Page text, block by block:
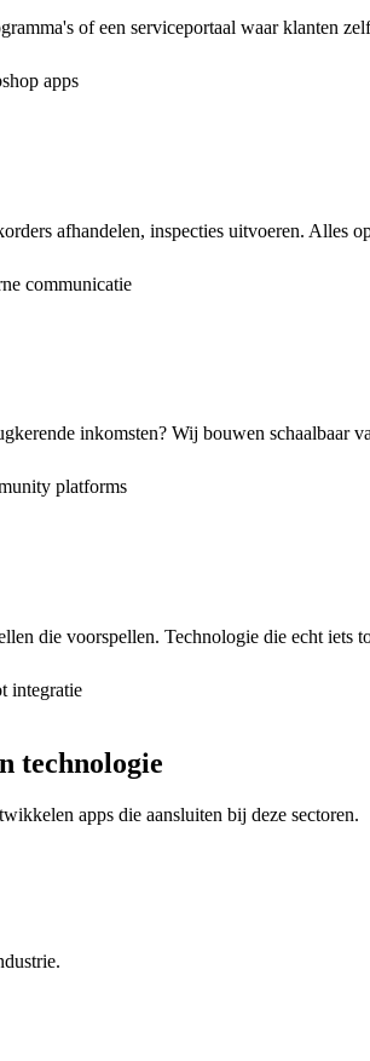
of een serviceportaal waar klanten
apps
afhandelen, inspecties uitvoeren. Alles
communicatie
inkomsten? Wij bouwen schaalbaar
platforms
die voorspellen. Technologie die echt iets
integratie
technologie
apps die aansluiten bij deze sectoren.